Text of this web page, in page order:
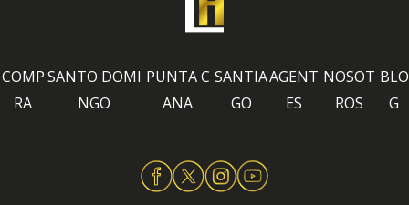
COMP
RA
SANTO DOMI
NGO
PUNTA C
ANA
SANTIA
GO
AGENT
ES
NOSOT
ROS
BLO
G